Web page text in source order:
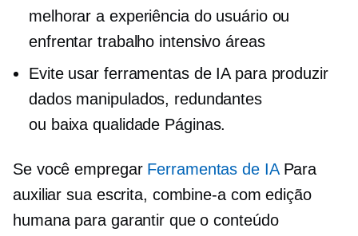
melhorar a experiência do usuário ou
enfrentartrabalho intensivo áreas
Evite usar ferramentas de IA para produzir
dados manipulados, redundantes
ou baixa qualidade Páginas.
Se você empregar Ferramentas de IAPara
auxiliar sua escrita, combine-a com edição
humana para garantir que o conteúdo